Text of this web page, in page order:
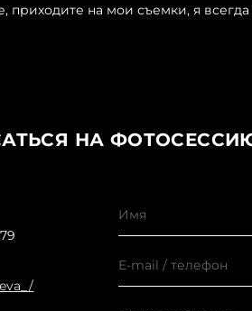
приходите на мои съемки, я
НА